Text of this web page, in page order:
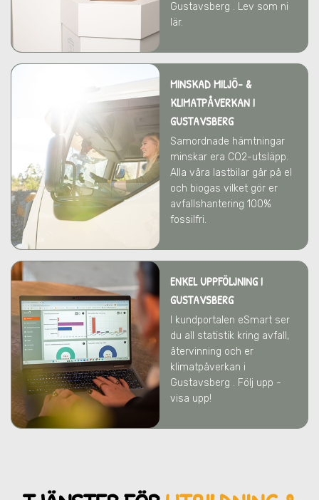
Gustavsberg . Lev som ni
lär.
MINSKAD MILJÖ- &
KLIMATPÅVERKANI
GUSTAVSBERG
Samordnade hämtningar
minskar era CO2-utsläpp.
Alla våra lastbilar går på el
och biogas vilket gör er
avfallshantering 100%
fossilfri.
ENKEL UPPFÖLJNING I
GUSTAVSBERG
I kundportalen eSmart ser
du all statistik kring avfall,
återvinning och er
klimatpåverkan i
Gustavsberg . Följ upp -
visa upp!